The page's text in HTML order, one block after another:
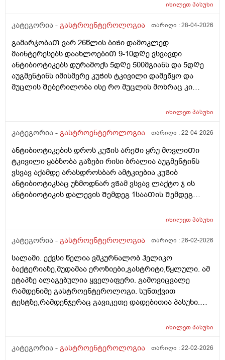
იხილეთპასუხი
კატეგორია - გასტროენტეროლოგია თარიღი :28-04-2026
გამარჯობაᲗ ვარ 26წლის ბიᲭი დამოკლედ
მაინტერესებს დაახლოებიᲗ 9-10დᲦე ვსვავდი
ანტიბიოტიკებს დურამოქს 5დᲦე 500მგიანს და 5დᲦე
აუგმენტინს იმისმერე კუᲭის ტკივილი დამეწყო და
მუცლის Შებერილობა ისე რო მუცლის მოხრაც კი
Შემდეგ.. ასევე კუᲭის Თავის ოდნავ ქვემოᲗ
დახრისას დისკომფორტიდა მსუბუქი ტკივილი ვიყიდე
კუᲭის ანᲗების სააწინააᲦმდეგო ან გაზების ან
გასტრიტის საწინააᲦმდეგო ასევე ნოᲨპა ფორტე
დავლიე ერᲗი აბი და Თუარ გამიარა როგორ მოვიქცე
ან რამე მირᲩიეᲗ დავლიო სხვა
იხილეთპასუხი
კატეგორია - გასტროენტეროლოგია თარიღი :22-04-2026
ანტიბიოტიკების დროს კუᲭის არეᲨი ყრუ მოვლიᲗი
ტკივილი ყაბზობა გაზები რისი ბრალია აუგმენტინს
ვსვავ აქამდე არასდროსბარ ამტკიებია კუᲭიბ
ანტიბიოტიკსაც უზმოდნარ ვᲭამ ვსვავ ლაქტო ჯ ის
ანტიბიოტიკის დალევის Შემდეგ 1სააᲗის Შემდეგ
იხილეთპასუხი
კატეგორია - გასტროენტეროლოგია თარიღი :26-02-2026
სალამი. ექვსი წელია ვმკურნალობ ჰელიკო
ბაქტერიაზე,მუდამაა ეროზიები,გასტრიტი,წყლული. ამ
ეტაპზე ალაგებულია ყველაფერი. გამოვიცვალე
რამდენიმე გასტროენტეროლოგი. სუნთქვით
ტესტზე,რამდენჯერაც გავიკეთე დადებითია პასუხი.
ერთხელ თუ დაგიფიქსირდა ,შემდგომ რომც
განავლის ტესტი.... სამჯერ სხვადასხვა
იხილეთპასუხი
კატეგორია - გასტროენტეროლოგია თარიღი :22-02-2026